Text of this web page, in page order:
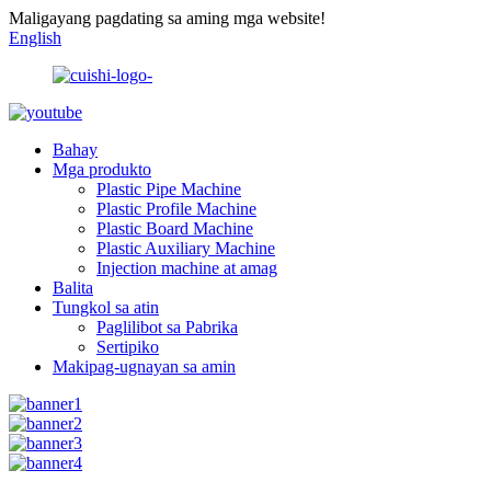
Maligayang pagdating sa aming mga website!
English
Bahay
Mga produkto
Plastic Pipe Machine
Plastic Profile Machine
Plastic Board Machine
Plastic Auxiliary Machine
Injection machine at amag
Balita
Tungkol sa atin
Paglilibot sa Pabrika
Sertipiko
Makipag-ugnayan sa amin